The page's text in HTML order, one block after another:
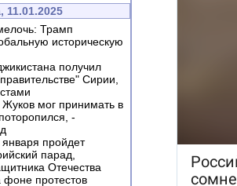
11.01.2025
Трамп
историческую
получил
Сирии,
мог принимать в
-
пройдет
парад,
Отечества
протестов